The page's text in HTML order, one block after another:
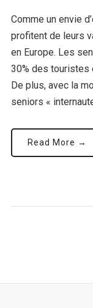
Comme un envie
profitent de leurs
en Europe. Les
30% des touristes
De plus, avec la
seniors «
Read More →